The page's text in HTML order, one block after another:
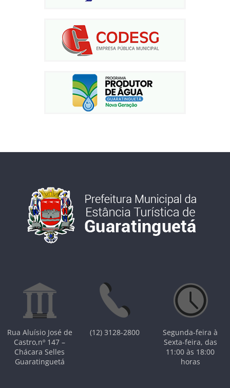
Rua Aluísio José de
Castro,nº 147 –
Chácara Selles
Guaratinguetá
(12) 3128-2800
Segunda-feira à
Sexta-feira, das
11:00 às 18:00
horas